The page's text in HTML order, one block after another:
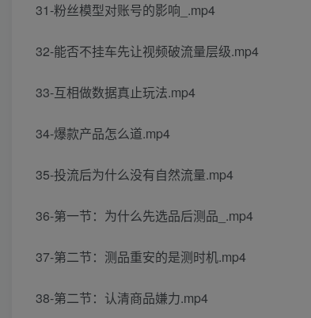
31-粉丝模型对账号的影响_.mp4
32-能否不挂车先让视频破流量层级.mp4
33-互相做数据真止玩法.mp4
34-爆款产品怎么道.mp4
35-投流后为什么没有自然流量.mp4
36-第一节：为什么先选品后测品_.mp4
37-第二节：测品重安的是测时机.mp4
38-第二节：认清商品嫌力.mp4